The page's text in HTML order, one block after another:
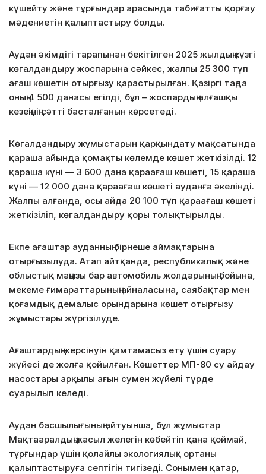
күшейту және тұрғындар арасында табиғатты қорғау
мәдениетін қалыптастыру болды.
Аудан әкімдігі тарапынан бекітілген 2025 жылдың күзгі
көгалдандыру жоспарына сәйкес, жалпы 25 300 түп
ағаш көшетін отырғызу қарастырылған. Қазіргі таңда
оның 4 500 данасы егілді, бұл – жоспардың алғашқы
кезеңінің сәтті басталғанын көрсетеді.
Көгалдандыру жұмыстарын қарқындату мақсатында
қараша айында қомақты көлемде көшет жеткізілді. 12
қараша күні — 3 600 дана қараағаш көшеті, 15 қараша
күні — 12 000 дана қараағаш көшеті ауданға әкелінді.
Жалпы алғанда, осы айда 20 100 түп қараағаш көшеті
жеткізіліп, көгалдандыру қоры толықтырылды.
Екпе ағаштар ауданның бірнеше аймақтарына
отырғызылуда. Атап айтқанда, республикалық және
облыстық маңызы бар автомобиль жолдарының бойына,
мекеме ғимараттарының айналасына, саябақтар мен
қоғамдық демалыс орындарына көшет отырғызу
жұмыстары жүргізілуде.
Ағаштардың жерсінуін қамтамасыз ету үшін суару
жүйесі де жолға қойылған. Көшеттер МП-80 су айдау
насостары арқылы ағын сумен жүйелі түрде
суарылып келеді.
Аудан басшылығының айтуынша, бұл жұмыстар
Мақтааралдың жасыл желегін көбейтіп қана қоймай,
тұрғындар үшін қолайлы экологиялық ортаны
қалыптастыруға септігін тигізеді. Сонымен қатар,